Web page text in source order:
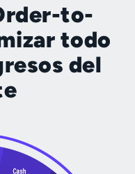
to-
todo
del